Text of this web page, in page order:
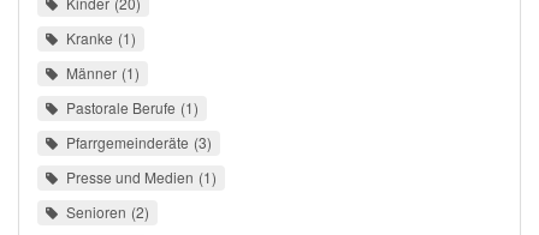
Kranke 1
Männer 1
Pastorale Berufe 1
Pfarrgemeinderäte 3
Presse und Medien 1
Senioren 2